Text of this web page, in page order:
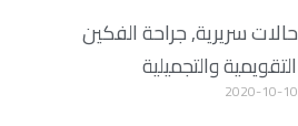
حالات سريرية, جراحة الفكين
التقويمية والتجميلية
2020-10-10